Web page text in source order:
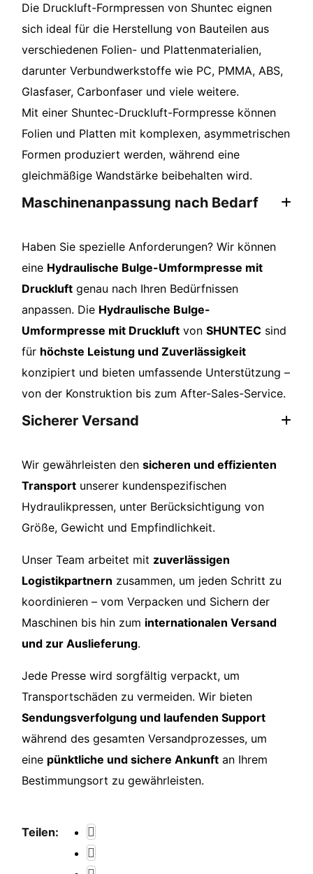
Die Druckluft-Formpressen von Shuntec eignen
sich ideal für die Herstellung von Bauteilen aus
verschiedenen Folien- und Plattenmaterialien,
darunter Verbundwerkstoffe wie PC, PMMA, ABS,
Glasfaser, Carbonfaser und viele weitere.
Mit einer Shuntec-Druckluft-Formpresse können
Folien und Platten mit komplexen, asymmetrischen
Formen produziert werden, während eine
gleichmäßige Wandstärke beibehalten wird.
Maschinenanpassung nach Bedarf
Haben Sie spezielle Anforderungen? Wir können
eine Hydraulische Bulge-Umformpresse mit
Druckluft genau nach Ihren Bedürfnissen
anpassen. Die Hydraulische Bulge-
Umformpresse mit Druckluft vonSHUNTEC sind
für höchste Leistung und Zuverlässigkeit
konzipiert und bieten umfassende Unterstützung –
von der Konstruktion bis zum After-Sales-Service.
Sicherer Versand
Wir gewährleisten densicheren und effizienten
Transport unserer kundenspezifischen
Hydraulikpressen, unter Berücksichtigung von
Größe, Gewicht und Empfindlichkeit.
Unser Team arbeitet mit zuverlässigen
Logistikpartnern zusammen, um jeden Schritt zu
koordinieren – vom Verpacken und Sichern der
Maschinen bis hin zum internationalen Versand
und zur Auslieferung.
Jede Presse wird sorgfältig verpackt, um
Transportschäden zu vermeiden. Wir bieten
Sendungsverfolgung und laufenden Support
während des gesamten Versandprozesses, um
eine pünktliche und sichere Ankunft an Ihrem
Bestimmungsort zu gewährleisten.
Teilen: